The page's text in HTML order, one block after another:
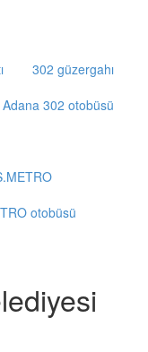
302 güzergahı
Adana 302 otobüsü
otobüsü